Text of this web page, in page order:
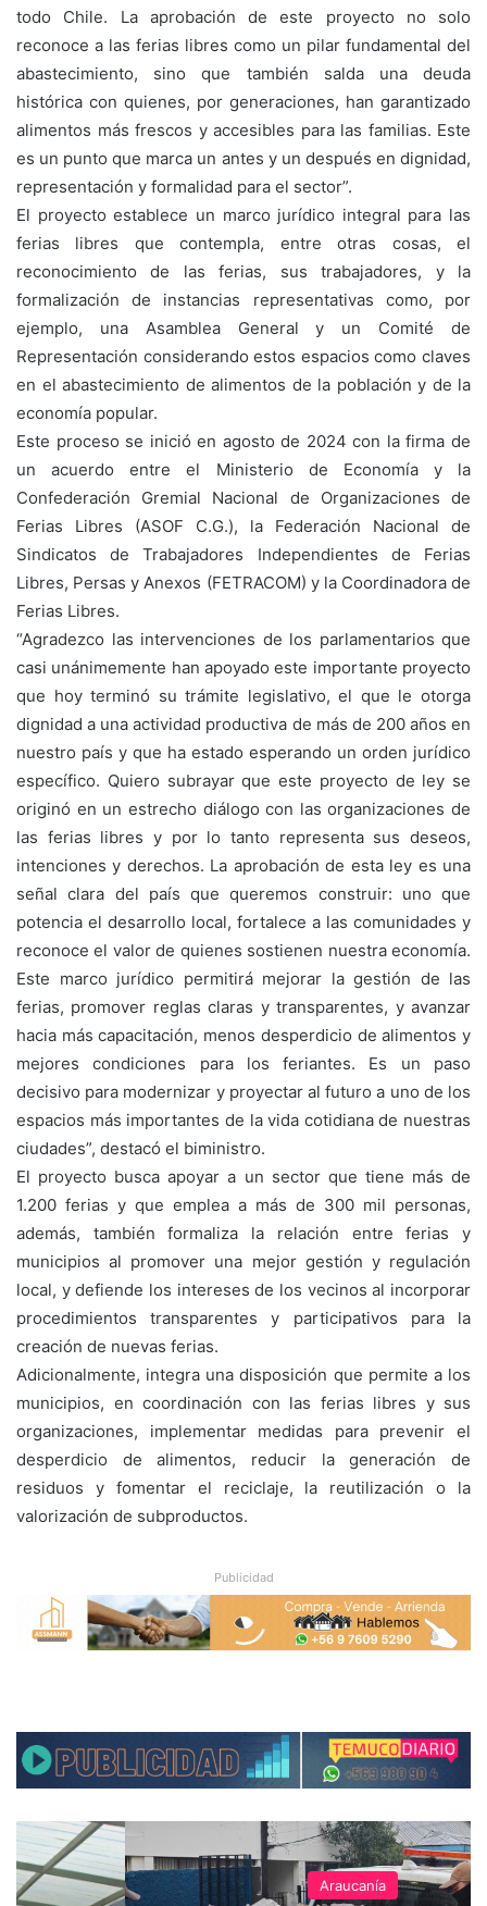
todo Chile. La aprobación de este proyecto no solo
reconoce a las ferias libres como un pilar fundamental del
abastecimiento, sino que también salda una deuda
histórica con quienes, por generaciones, han garantizado
alimentos más frescos y accesibles para las familias. Este
es un punto que marca un antes y un después en dignidad,
representación y formalidad para el sector”.
El proyecto establece un marco jurídico integral para las
ferias libres que contempla, entre otras cosas, el
reconocimiento de las ferias, sus trabajadores, y la
formalización de instancias representativas como, por
ejemplo, una Asamblea General y un Comité de
Representación considerando estos espacios como claves
en el abastecimiento de alimentos de la población y de la
economía popular.
Este proceso se inició en agosto de 2024 con la firma de
un acuerdo entre el Ministerio de Economía y la
Confederación Gremial Nacional de Organizaciones de
Ferias Libres (ASOF C.G.), la Federación Nacional de
Sindicatos de Trabajadores Independientes de Ferias
Libres, Persas y Anexos (FETRACOM) y la Coordinadora de
Ferias Libres.
“Agradezco las intervenciones de los parlamentarios que
casi unánimemente han apoyado este importante proyecto
que hoy terminó su trámite legislativo, el que le otorga
dignidad a una actividad productiva de más de 200 años en
nuestro país y que ha estado esperando un orden jurídico
específico. Quiero subrayar que este proyecto de ley se
originó en un estrecho diálogo con las organizaciones de
las ferias libres y por lo tanto representa sus deseos,
intenciones y derechos. La aprobación de esta ley es una
señal clara del país que queremos construir: uno que
potencia el desarrollo local, fortalece a las comunidades y
reconoce el valor de quienes sostienen nuestra economía.
Este marco jurídico permitirá mejorar la gestión de las
ferias, promover reglas claras y transparentes, y avanzar
hacia más capacitación, menos desperdicio de alimentos y
mejores condiciones para los feriantes. Es un paso
decisivo para modernizar y proyectar al futuro a uno de los
espacios más importantes de la vida cotidiana de nuestras
ciudades”, destacó el biministro.
El proyecto busca apoyar a un sector que tiene más de
1.200 ferias y que emplea a más de 300 mil personas,
además, también formaliza la relación entre ferias y
municipios al promover una mejor gestión y regulación
local, y defiende los intereses de los vecinos al incorporar
procedimientos transparentes y participativos para la
creación de nuevas ferias.
Adicionalmente, integra una disposición que permite a los
municipios, en coordinación con las ferias libres y sus
organizaciones, implementar medidas para prevenir el
desperdicio de alimentos, reducir la generación de
residuos y fomentar el reciclaje, la reutilización o la
valorización de subproductos.
Publicidad
Araucanía